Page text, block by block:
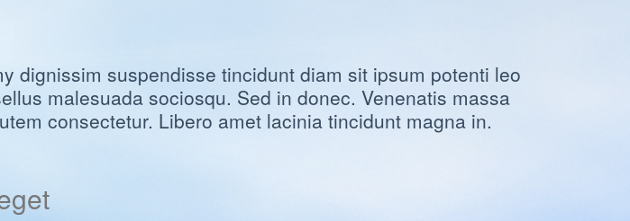
dignissim suspendisse tincidunt diam sit ipsum potenti leo
malesuada sociosqu. Sed in donec. Venenatis massa
consectetur. Libero amet lacinia tincidunt magna in.